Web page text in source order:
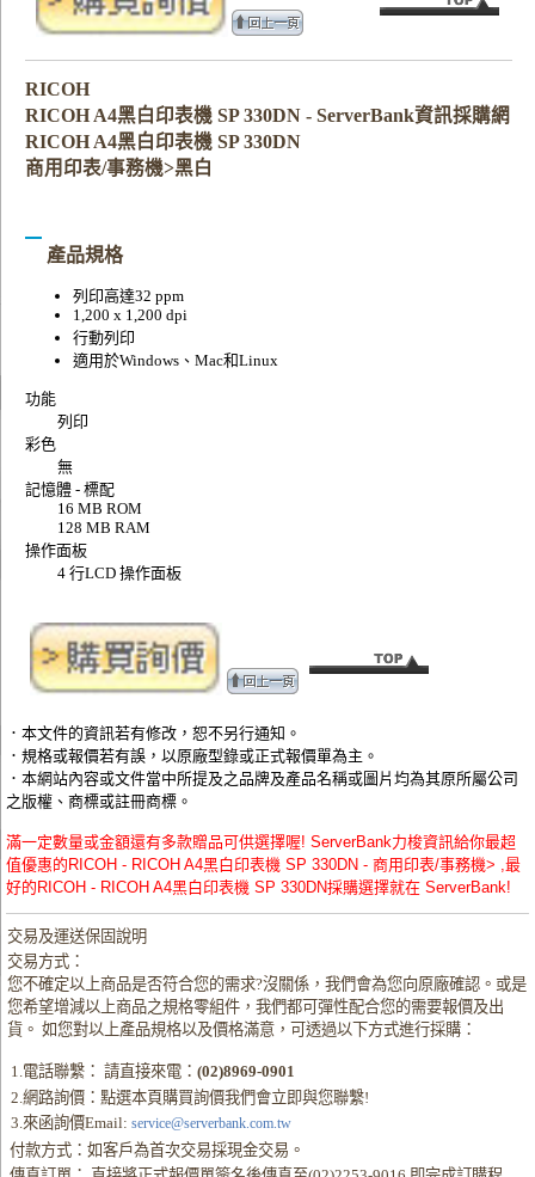
RICOH
RICOH A4黑白印表機 SP 330DN - ServerBank資訊採購網
RICOH A4黑白印表機 SP 330DN
商用印表/事務機>黑白
產品規格
列印高達32 ppm
1,200 x 1,200 dpi
行動列印
適用於Windows、Mac和Linux
功能
列印
彩色
無
記憶體 - 標配
16 MB ROM
128 MB RAM
操作面板
4 行LCD 操作面板
．本文件的資訊若有修改，恕不另行通知。
．規格或報價若有誤，以原廠型錄或正式報價單為主。
．本網站內容或文件當中所提及之品牌及產品名稱或圖片均為其原所屬公司
之版權、商標或註冊商標。
滿一定數量或金額還有多款贈品可供選擇喔! ServerBank力梭資訊給你最超
值優惠的RICOH - RICOH A4黑白印表機 SP 330DN - 商用印表/事務機> ,最
好的RICOH - RICOH A4黑白印表機 SP 330DN採購選擇就在 ServerBank!
交易及運送保固說明
交易方式：
您不確定以上商品是否符合您的需求?沒關係，我們會為您向原廠確認。或是
您希望增減以上商品之規格零組件，我們都可彈性配合您的需要報價及出
貨。 如您對以上產品規格以及價格滿意，可透過以下方式進行採購：
1.電話聯繫： 請直接來電：(02)8969-0901
2.網路詢價：點選本頁購買詢價我們會立即與您聯繫!
3.來函詢價Email: service@serverbank.com.tw
付款方式：如客戶為首次交易採現金交易。